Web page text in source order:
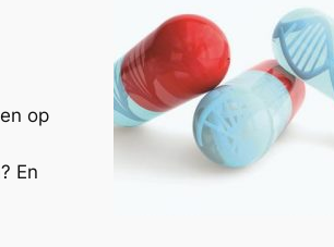
op
En